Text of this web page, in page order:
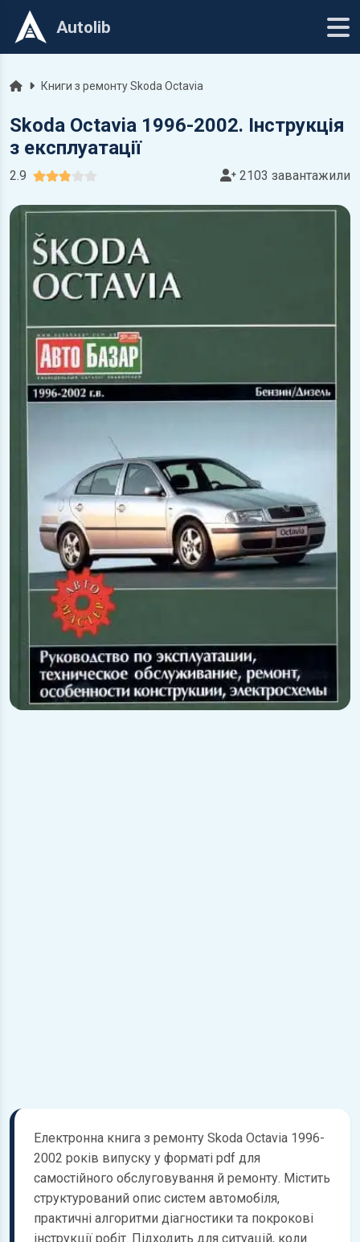
Autolib
ГоловнаКниги з ремонту Skoda Octavia
Skoda Octavia 1996-2002. Інструкція
з експлуатації
2.9 2103 завантажили
Електронна книга з ремонту Skoda Octavia 1996-
2002 років випуску у форматі pdf для
самостійного обслуговування й ремонту. Містить
структурований опис систем автомобіля,
практичні алгоритми діагностики та покрокові
інструкції робіт. Підходить для ситуацій, коли